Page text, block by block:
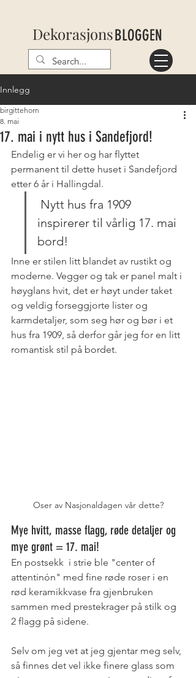
DekorasjonsBLOGGEN
Innlegg
17. mai i nytt hus i Sandefjord!
birgittehorn
8. mai
Endelig er vi her og har flyttet
permanent til dette huset i Sandefjord
etter 6 år i Hallingdal.
inspirerer til vårlig 17. mai
bord!
Inne er stilen litt blandet av rustikt og
moderne. Vegger og tak er panel malt i
høyglans hvit, det er høyt under taket
og veldig forseggjorte lister og
karmdetaljer, som seg hør og bør i et
hus fra 1909, så derfor går jeg for en litt
romantisk stil på bordet.
Oser av Nasjonaldagen vår dette?
Mye hvitt, masse flagg, røde detaljer og
mye grønt = 17. mai!
En postsekk  i strie ble "center of
attentinón" med fine røde roser i en
rød keramikkvase fra gjenbruken
sammen med prestekrager på stilk og
2 flagg på sidene.
Selv om jeg vet at jeg gjentar meg selv,
så finnes det vel ikke finere glass som